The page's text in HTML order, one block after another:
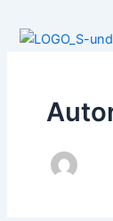
Inhalt